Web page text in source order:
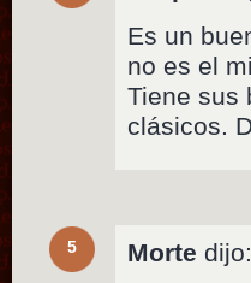
Es un
no es el
Tiene sus
clásicos.
5 Morte dijo: